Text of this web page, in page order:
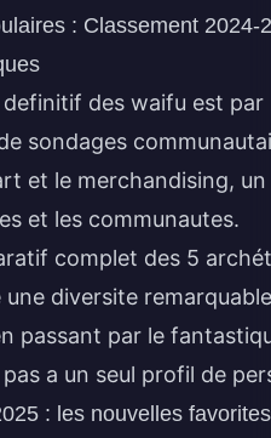
: Classement 2024-
des waifu est
sondages
et le merchandising,
et les communautes.
complet des 5
diversite
passant par le
a un seul profil de
: les nouvelles favorites